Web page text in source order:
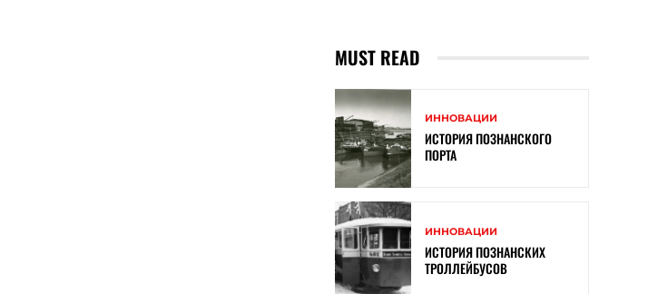
MUST READ
ИННОВАЦИИ
ИСТОРИЯ ПОЗНАНСКОГО
ПОРТА
ИННОВАЦИИ
ИСТОРИЯ ПОЗНАНСКИХ
ТРОЛЛЕЙБУСОВ